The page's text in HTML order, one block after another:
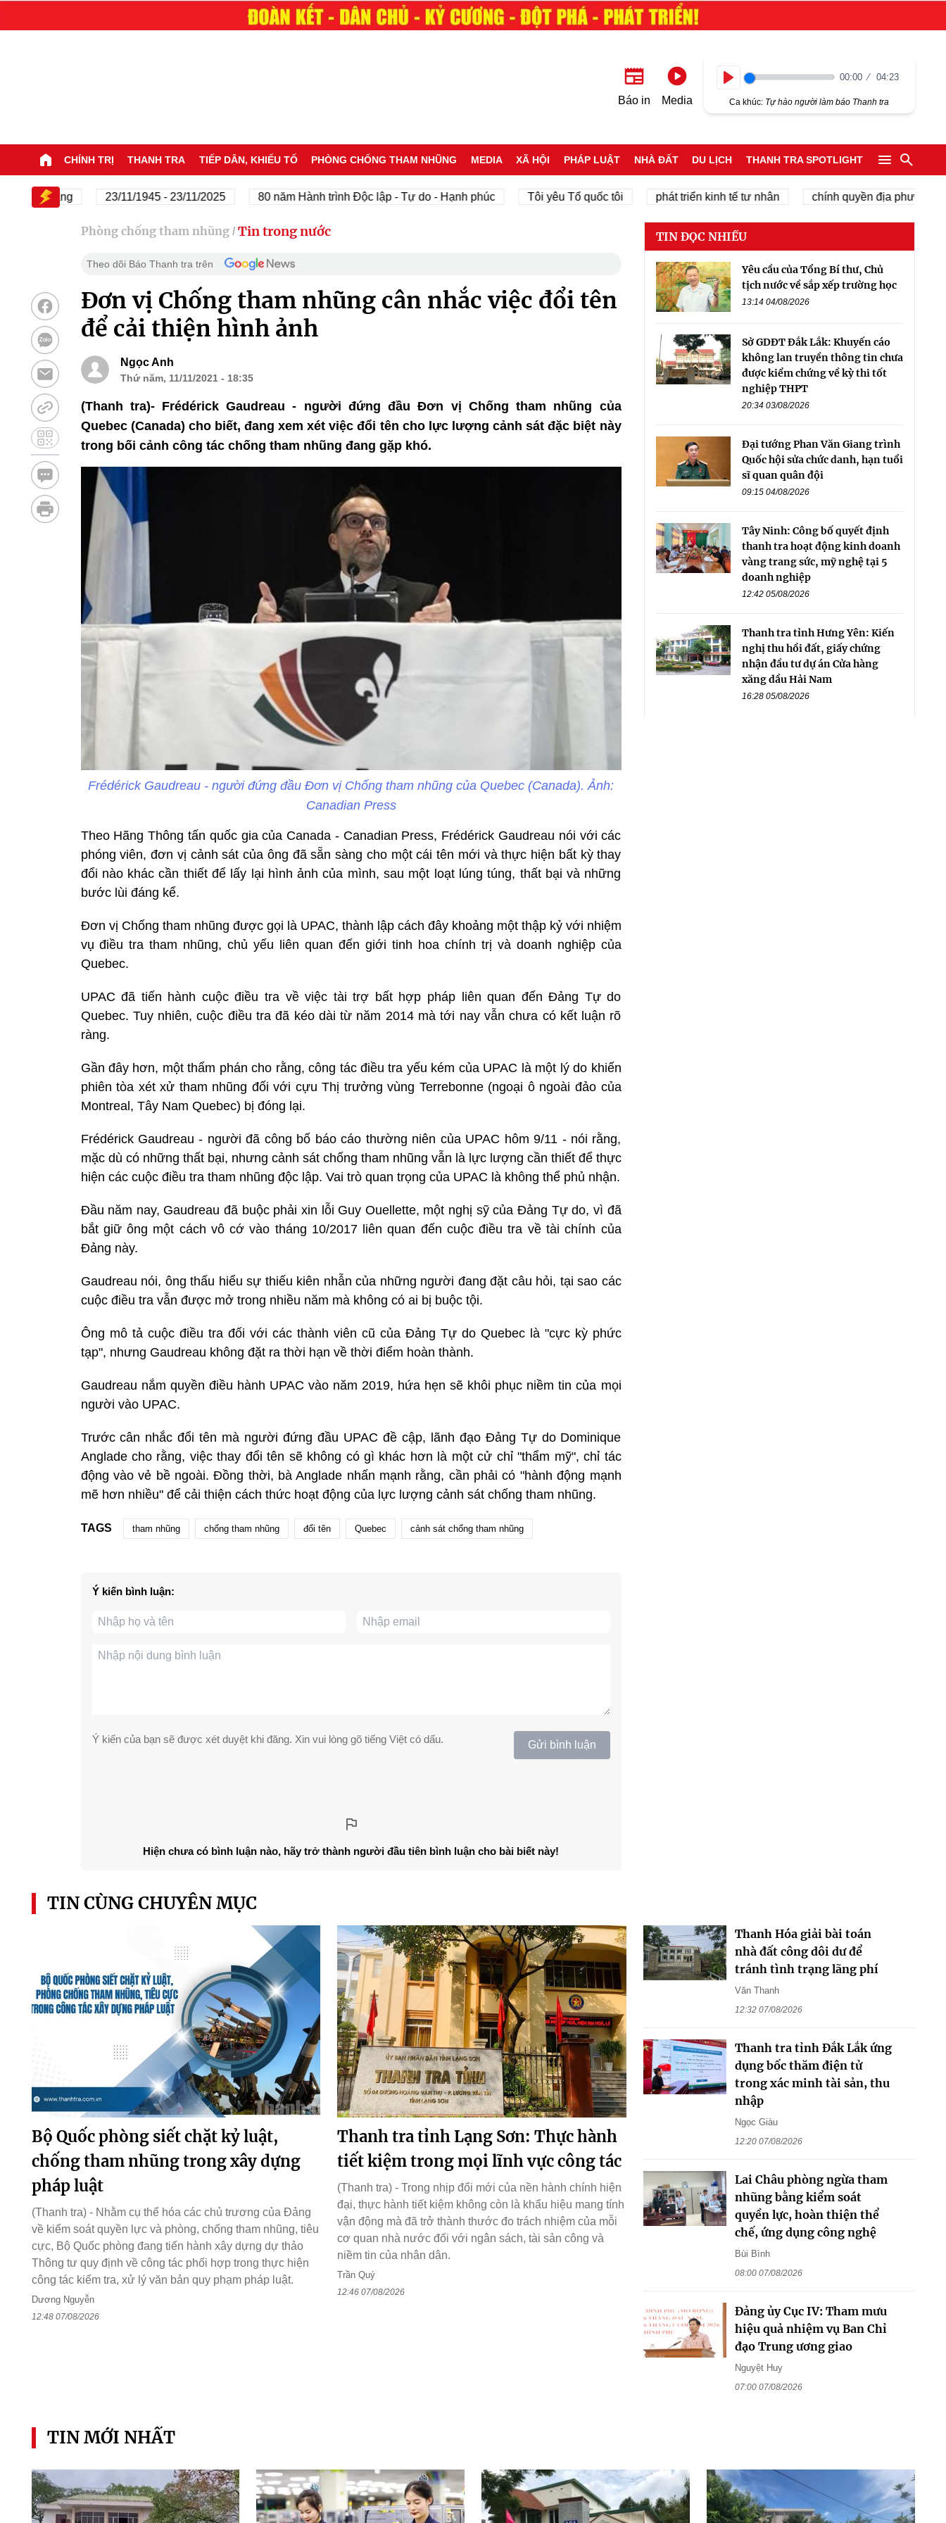
Báo in Media
00:00 04:23
Ca khúc: Tự hào người làm báo Thanh tra
CHÍNH TRỊ THANH TRA TIẾP DÂN, KHIẾU TỐ PHÒNG CHỐNG THAM NHŨNG MEDIA XÃ HỘI PHÁP LUẬT NHÀ ĐẤT DU LỊCH THANH TRA SPOTLIGHT
Đảng 23/11/1945 - 23/11/2025 80 năm Hành trình Độc lập - Tự do - Hạnh phúc Tôi yêu Tổ quốc tôi phát triển kinh tế tư nhân chính quyền địa phương 2 cấp
Phòng chống tham nhũng / Tin trong nước
Theo dõi Báo Thanh tra trên
Đơn vị Chống tham nhũng cân nhắc việc đổi tên
để cải thiện hình ảnh
Ngọc Anh
Thứ năm, 11/11/2021 - 18:35
(Thanh tra)- Frédérick Gaudreau - người đứng đầu Đơn vị Chống tham nhũng của
Quebec (Canada) cho biết, đang xem xét việc đổi tên cho lực lượng cảnh sát đặc biệt này
trong bối cảnh công tác chống tham nhũng đang gặp khó.
Frédérick Gaudreau - người đứng đầu Đơn vị Chống tham nhũng của Quebec (Canada). Ảnh:
Canadian Press
Theo Hãng Thông tấn quốc gia của Canada - Canadian Press, Frédérick Gaudreau nói với các
phóng viên, đơn vị cảnh sát của ông đã sẵn sàng cho một cái tên mới và thực hiện bất kỳ thay
đổi nào khác cần thiết để lấy lại hình ảnh của mình, sau một loạt lúng túng, thất bại và những
bước lùi đáng kể.
Đơn vị Chống tham nhũng được gọi là UPAC, thành lập cách đây khoảng một thập kỷ với nhiệm
vụ điều tra tham nhũng, chủ yếu liên quan đến giới tinh hoa chính trị và doanh nghiệp của
Quebec.
UPAC đã tiến hành cuộc điều tra về việc tài trợ bất hợp pháp liên quan đến Đảng Tự do
Quebec. Tuy nhiên, cuộc điều tra đã kéo dài từ năm 2014 mà tới nay vẫn chưa có kết luận rõ
ràng.
Gần đây hơn, một thẩm phán cho rằng, công tác điều tra yếu kém của UPAC là một lý do khiến
phiên tòa xét xử tham nhũng đối với cựu Thị trưởng vùng Terrebonne (ngoại ô ngoài đảo của
Montreal, Tây Nam Quebec) bị đóng lại.
Frédérick Gaudreau - người đã công bố báo cáo thường niên của UPAC hôm 9/11 - nói rằng,
mặc dù có những thất bại, nhưng cảnh sát chống tham nhũng vẫn là lực lượng cần thiết để thực
hiện các cuộc điều tra tham nhũng độc lập. Vai trò quan trọng của UPAC là không thể phủ nhận.
Đầu năm nay, Gaudreau đã buộc phải xin lỗi Guy Ouellette, một nghị sỹ của Đảng Tự do, vì đã
bắt giữ ông một cách vô cớ vào tháng 10/2017 liên quan đến cuộc điều tra về tài chính của
Đảng này.
Gaudreau nói, ông thấu hiểu sự thiếu kiên nhẫn của những người đang đặt câu hỏi, tại sao các
cuộc điều tra vẫn được mở trong nhiều năm mà không có ai bị buộc tội.
Ông mô tả cuộc điều tra đối với các thành viên cũ của Đảng Tự do Quebec là "cực kỳ phức
tạp", nhưng Gaudreau không đặt ra thời hạn về thời điểm hoàn thành.
Gaudreau nắm quyền điều hành UPAC vào năm 2019, hứa hẹn sẽ khôi phục niềm tin của mọi
người vào UPAC.
Trước cân nhắc đổi tên mà người đứng đầu UPAC đề cập, lãnh đạo Đảng Tự do Dominique
Anglade cho rằng, việc thay đổi tên sẽ không có gì khác hơn là một cử chỉ "thẩm mỹ", chỉ tác
động vào vẻ bề ngoài. Đồng thời, bà Anglade nhấn mạnh rằng, cần phải có "hành động mạnh
mẽ hơn nhiều" để cải thiện cách thức hoạt động của lực lượng cảnh sát chống tham nhũng.
TAGS tham nhũng chống tham nhũng đổi tên Quebec cảnh sát chống tham nhũng
Ý kiến bình luận:
Ý kiến của bạn sẽ được xét duyệt khi đăng. Xin vui lòng gõ tiếng Việt có dấu. Gửi bình luận
Hiện chưa có bình luận nào, hãy trở thành người đầu tiên bình luận cho bài biết này!
TIN ĐỌC NHIỀU
Yêu cầu của Tổng Bí thư, Chủ
tịch nước về sắp xếp trường học
13:14 04/08/2026
Sở GDĐT Đắk Lắk: Khuyến cáo
không lan truyền thông tin chưa
được kiểm chứng về kỳ thi tốt
nghiệp THPT
20:34 03/08/2026
Đại tướng Phan Văn Giang trình
Quốc hội sửa chức danh, hạn tuổi
sĩ quan quân đội
09:15 04/08/2026
Tây Ninh: Công bố quyết định
thanh tra hoạt động kinh doanh
vàng trang sức, mỹ nghệ tại 5
doanh nghiệp
12:42 05/08/2026
Thanh tra tỉnh Hưng Yên: Kiến
nghị thu hồi đất, giấy chứng
nhận đầu tư dự án Cửa hàng
xăng dầu Hải Nam
16:28 05/08/2026
TIN CÙNG CHUYÊN MỤC
Bộ Quốc phòng siết chặt kỷ luật,
chống tham nhũng trong xây dựng
pháp luật
(Thanh tra) - Nhằm cụ thể hóa các chủ trương của Đảng
về kiểm soát quyền lực và phòng, chống tham nhũng, tiêu
cực, Bộ Quốc phòng đang tiến hành xây dựng dự thảo
Thông tư quy định về công tác phối hợp trong thực hiện
công tác kiểm tra, xử lý văn bản quy phạm pháp luật.
Dương Nguyễn
12:48 07/08/2026
Thanh tra tỉnh Lạng Sơn: Thực hành
tiết kiệm trong mọi lĩnh vực công tác
(Thanh tra) - Trong nhịp đổi mới của nền hành chính hiện
đại, thực hành tiết kiệm không còn là khẩu hiệu mang tính
vận động mà đã trở thành thước đo trách nhiệm của mỗi
cơ quan nhà nước đối với ngân sách, tài sản công và
niềm tin của nhân dân.
Trần Quý
12:46 07/08/2026
Thanh Hóa giải bài toán
nhà đất công dôi dư để
tránh tình trạng lãng phí
Văn Thanh
12:32 07/08/2026
Thanh tra tỉnh Đắk Lắk ứng
dụng bốc thăm điện tử
trong xác minh tài sản, thu
nhập
Ngọc Giàu
12:20 07/08/2026
Lai Châu phòng ngừa tham
nhũng bằng kiểm soát
quyền lực, hoàn thiện thể
chế, ứng dụng công nghệ
Bùi Bình
08:00 07/08/2026
Đảng ủy Cục IV: Tham mưu
hiệu quả nhiệm vụ Ban Chỉ
đạo Trung ương giao
Nguyệt Huy
07:00 07/08/2026
TIN MỚI NHẤT